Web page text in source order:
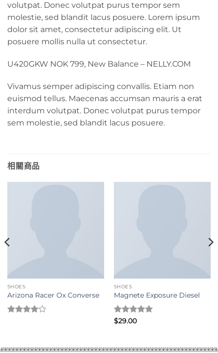
volutpat. Donec volutpat purus tempor sem
molestie, sed blandit lacus posuere. Lorem ipsum
dolor sit amet, consectetur adipiscing elit. Ut
posuere mollis nulla ut consectetur.
U420GKW NOK 799, New Balance – NELLY.COM
Vivamus semper adipiscing convallis. Etiam non
euismod tellus. Maecenas accumsan mauris a erat
interdum volutpat. Donec volutpat purus tempor
sem molestie, sed blandit lacus posuere.
相關商品
SHOES
Arizona Racer Ox Converse
SHOES
Magnete Exposure Diesel
評分5
$29.00